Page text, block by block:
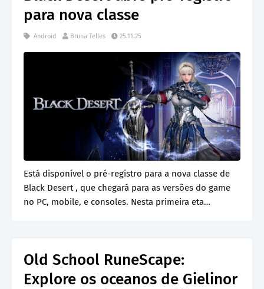
para nova classe
Android Bruna Telles 25.11.25
Está disponível o pré-registro para a nova classe de
Black Desert , que chegará para as versões do game
no PC, mobile, e consoles. Nesta primeira eta…
Old School RuneScape:
Explore os oceanos de Gielinor